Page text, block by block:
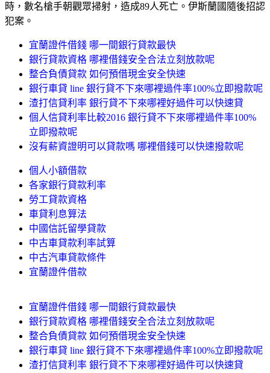
時，數名槍手朝觀眾掃射，造成89人死亡。伊斯蘭國隨後招認
犯案。
宜蘭證件借錢 哪一間銀行貸款最快
銀行貸款資格 哪裡借錢安全合法立刻放款呢
整合負債貸款 如何預借現金安全快速
銀行車貸 line 銀行貸不下來哪裡過件率100%立即撥款呢
渣打信貸利率 銀行貸不下來哪裡好過件可以快速貸
個人信貸利率比較2016 銀行貸不下來哪裡過件率100%
立即撥款呢
沒有薪資證明可以貸款嗎 哪裡借錢可以快速撥款呢
個人小額借款
各家銀行貸款利率
勞工貸款資格
車貸利息算法
中國信託留學貸款
中古車貸款利率試算
中古汽車貸款條件
宜蘭證件借款
宜蘭證件借錢 哪一間銀行貸款最快
銀行貸款資格 哪裡借錢安全合法立刻放款呢
整合負債貸款 如何預借現金安全快速
銀行車貸 line 銀行貸不下來哪裡過件率100%立即撥款呢
渣打信貸利率 銀行貸不下來哪裡好過件可以快速貸